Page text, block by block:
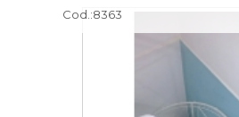
Cod.:8363